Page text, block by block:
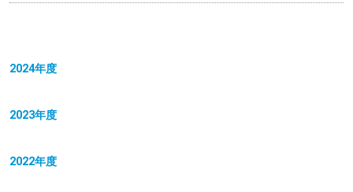
2024年度
2023年度
2022年度